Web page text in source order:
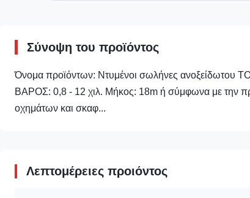
Σύνοψη του προϊόντος
Όνομα προϊόντων: Ντυμένοι σωλήνες ανοξείδωτου
ΒΑΡΟΣ: 0,8 - 12 χιλ. Μήκος: 18m ή σύμφωνα με την
οχημάτων και σκαφ...
Λεπτομέρειες προιόντος